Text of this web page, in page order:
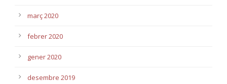
març 2020
febrer 2020
gener 2020
desembre 2019